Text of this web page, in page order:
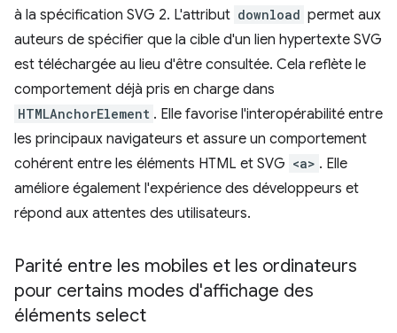
à la spécification SVG 2. L'attribut download permet aux
auteurs de spécifier que la cible d'un lien hypertexte SVG
est téléchargée au lieu d'être consultée. Cela reflète le
comportement déjà pris en charge dans
HTMLAnchorElement . Elle favorise l'interopérabilité entre
les principaux navigateurs et assure un comportement
cohérent entre les éléments HTML et SVG <a> . Elle
améliore également l'expérience des développeurs et
répond aux attentes des utilisateurs.
Parité entre les mobiles et les ordinateurs
pour certains modes d'affichage des
éléments select